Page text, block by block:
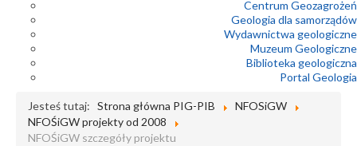
Centrum Geozagrożeń
Geologia dla samorządów
Wydawnictwa geologiczne
Muzeum Geologiczne
Biblioteka geologiczna
Portal Geologia
Jesteś tutaj: Strona główna PIG-PIB
NFOSiGW
NFOŚiGW projekty od 2008
NFOŚiGW szczegóły projektu